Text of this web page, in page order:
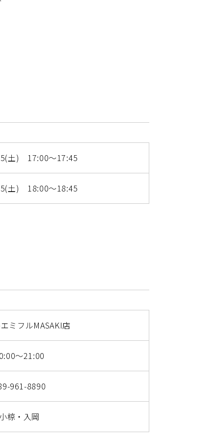
土) 17:00～17:45
土) 18:00～18:45
ミフルMASAKI店
～21:00
961-8890
椋・入岡